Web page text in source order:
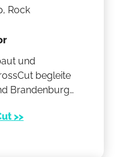
Rock
und
begleite
Brandenburg
Jede Feier
>>